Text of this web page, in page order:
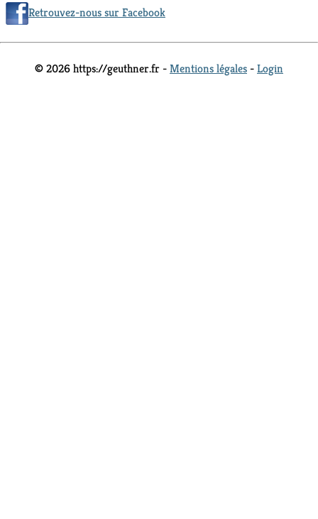
Retrouvez-nous sur Facebook
© 2026 https://geuthner.fr -Mentions légales -Login